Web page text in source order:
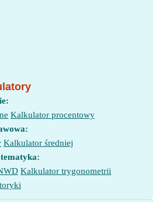
Kalkulator procentowy
Kalkulator średniej
Kalkulator trygonometrii